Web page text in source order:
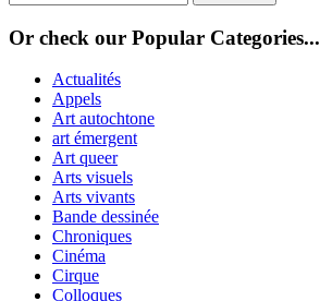
Or check our Popular Categories...
Actualités
Appels
Art autochtone
art émergent
Art queer
Arts visuels
Arts vivants
Bande dessinée
Chroniques
Cinéma
Cirque
Colloques